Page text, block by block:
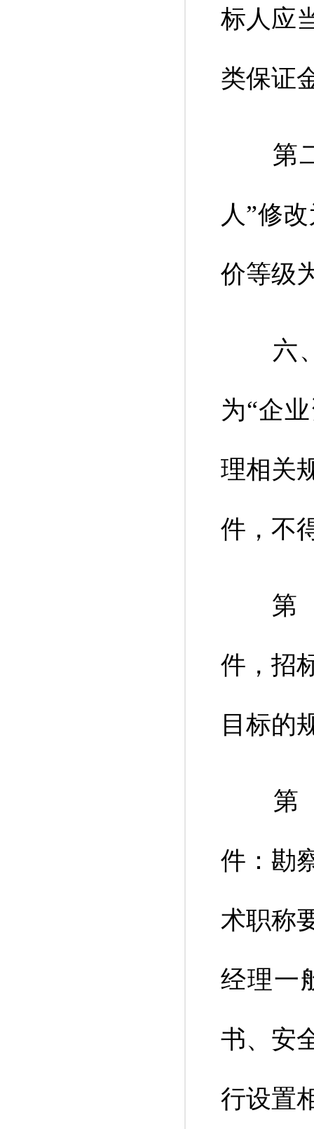
标人应
类保证
第二
人”修
价等级
六、
为“企
理相关
件，不
第（
件，招
目标的
第（
件：勘
术职称
经理一
书、安
行设置